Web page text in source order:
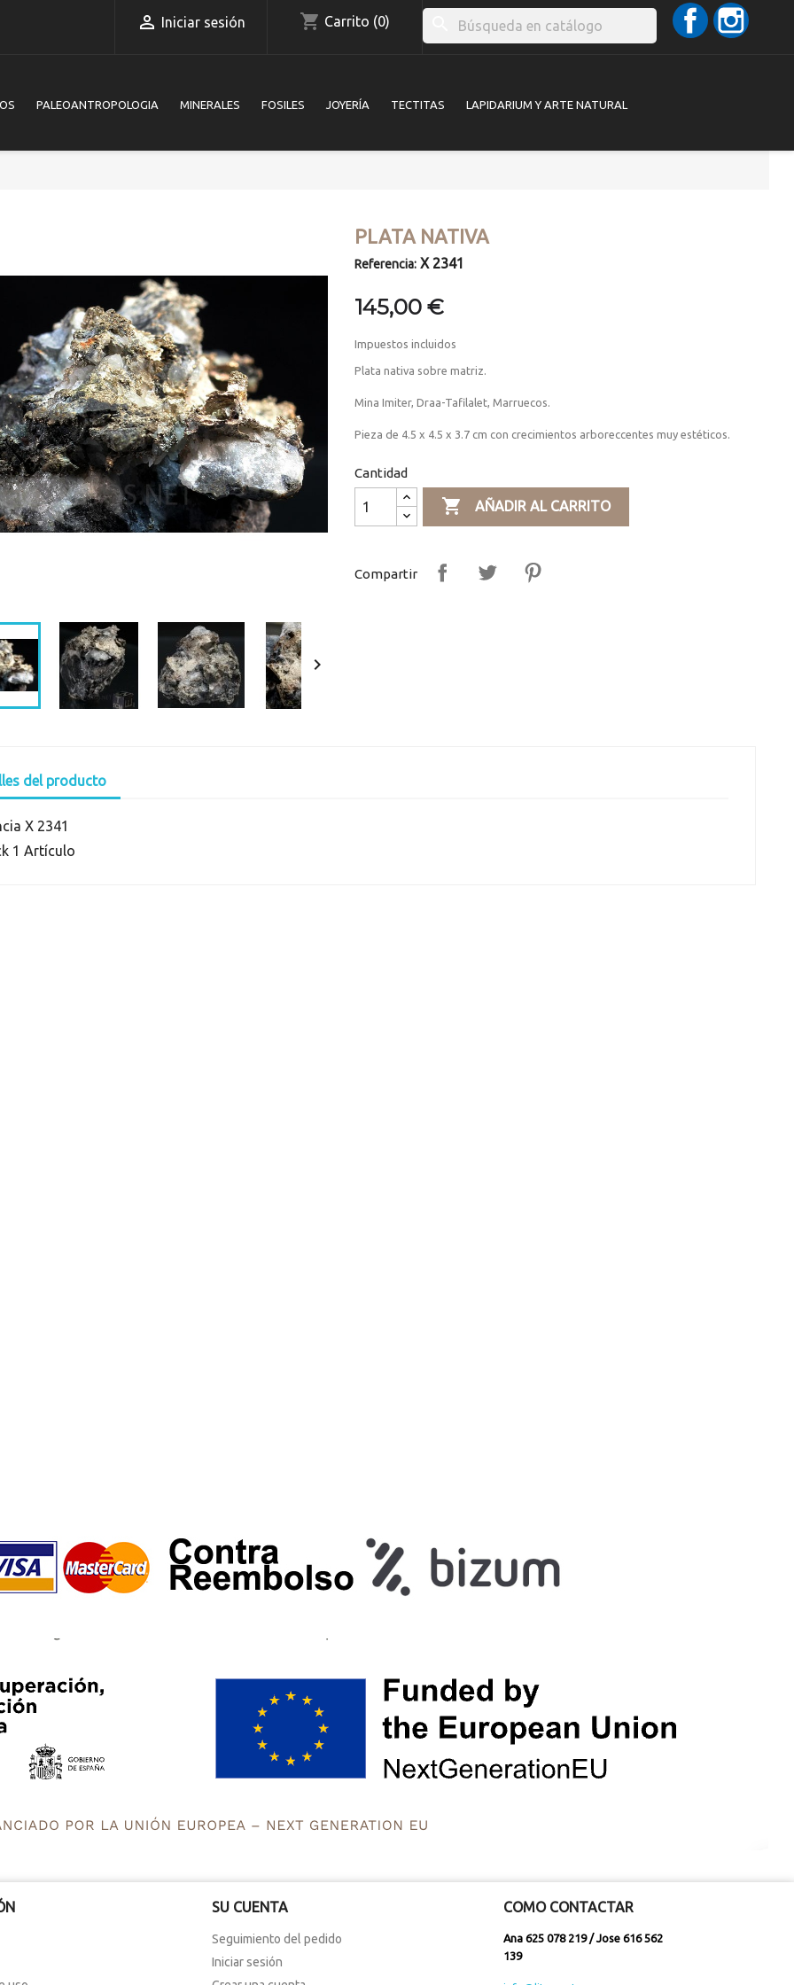
 Iniciar sesión shopping_cart Carrito (0)
Facebook
PALEOANTROPOLOGIA MINERALES FOSILES JOYERÍA TECTITAS LAPIDARIUM Y ARTE NATURAL

PLATA NATIVA
Referencia: X 2341
145,00 €
Impuestos incluidos
Plata nativa sobre matriz.
Mina Imiter, Draa-Tafilalet, Marruecos.
Pieza de 4.5 x 4.5 x 3.7 cm con crecimientos arboreccentes muy estéticos.
Cantidad
 AÑADIR AL CARRITO
Compartir
del producto
X 2341
1 Artículo
SU CUENTA
Seguimiento del pedido
Iniciar sesión
COMO CONTACTAR
Ana 625 078 219 / Jose 616 562
139